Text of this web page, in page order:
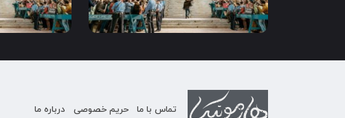
7.6
1:30
2020
7.6
تماس با ما حریم خصوصی درباره ما